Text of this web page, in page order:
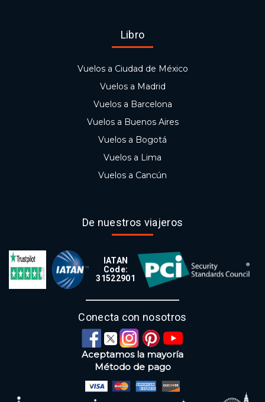
Libro
Vuelos a Ciudad de México
Vuelos a Madrid
Vuelos a Barcelona
Vuelos a Buenos Aires
Vuelos a Bogotá
Vuelos a Lima
Vuelos a Cancún
De nuestros viajeros
IATAN
Code:
31522901
Conecta con nosotros
Aceptamos la mayoría
Método de pago